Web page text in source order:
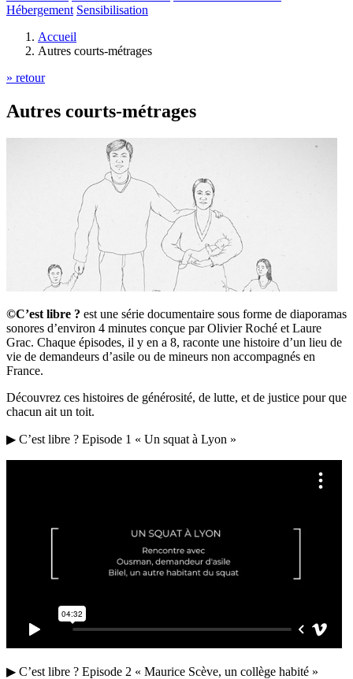
Hébergement Sensibilisation
Accueil
Autres courts-métrages
» retour
Autres courts-métrages
©C’est libre ? est une série documentaire sous forme de diaporamas
sonores d’environ 4 minutes conçue par Olivier Roché et Laure
Grac. Chaque épisodes, il y en a 8, raconte une histoire d’un lieu de
vie de demandeurs d’asile ou de mineurs non accompagnés en
France.
Découvrez ces histoires de générosité, de lutte, et de justice pour que
chacun ait un toit.
▶ C’est libre ? Episode 1 « Un squat à Lyon »
▶ C’est libre ? Episode 2 « Maurice Scève, un collège habité »